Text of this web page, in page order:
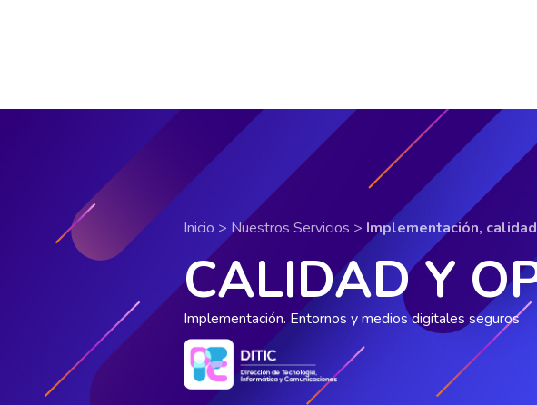
Pasar al contenido principal
Inicio > Nuestros Servicios > Implementación,
CALIDAD Y
Implementación. Entornos y medios digitales seguros